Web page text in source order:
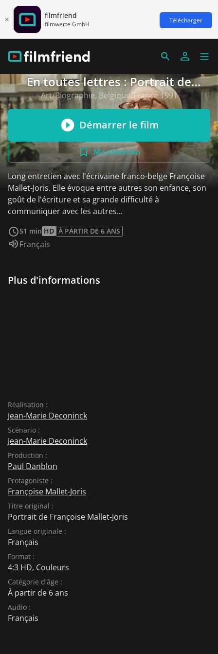
filmfriend
filmwerte GmbH Télécharger
En toutes lettres : Portrait de
Françoise Mallet-Joris
Art/Biographie, Belgique/France 1991
Démarrer le film
Ma sélection
Long entretien avec l'écrivaine franco-belge Françoise
Mallet-Joris. Elle évoque entre autres son enfance, son
goût de l'écriture et sa grande difficulté à
communiquer avec les autres...
51 min HD À PARTIR DE 6 ANS
Audio :
Français
Plus d'informations
Réalisation :
Jean-Marie Deconinck
Scénario :
Jean-Marie Deconinck
Production :
Paul Danblon
Protagoniste :
Françoise Mallet-Joris
Titre original :
Portrait de Françoise Mallet-Joris
Langue originale :
Français
Format :
4:3 HD, Couleurs
Catégorie d'âge :
À partir de 6 ans
Audio :
Français